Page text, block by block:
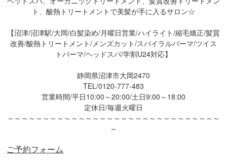
ト、酸熱トリートメントで美髪が手に入るサロン☆
【沼津/沼津駅/大岡/白髪染め/月曜日営業/ハイライト/縮毛矯正/髪質
改善/酸熱トリートメント/メンズカット/スパイラルパーマ/ツイス
トパーマ/ヘッドスパ/学割U24対応】
静岡県沼津市大岡2470
TEL/0120-777-483
営業時間/平日10:00～20:00/土日9:00～18:00
定休日/毎週火曜日
～～～～～～～～～～～～～～～～～～～～～～～～～～～～～～
～
ご予約フォーム